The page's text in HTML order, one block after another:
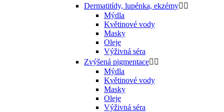
Dermatitídy, lupénka, ekzémy 
Mýdla
Květinové vody
Masky
Oleje
Výživná séra
Zvýšená pigmentace 
Mýdla
Květinové vody
Masky
Oleje
Výživná séra